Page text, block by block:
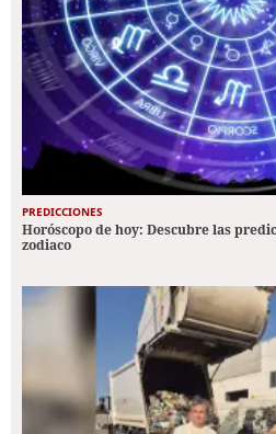
PREDICCIONES
Horóscopo de hoy: Descubre las
zodiaco